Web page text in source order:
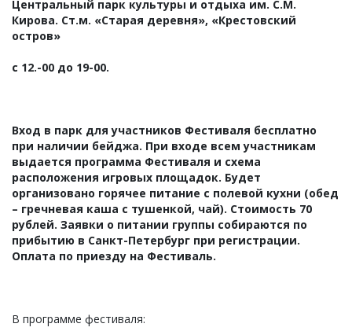
Центральный парк культуры и отдыха им. С.М.
Кирова. Ст.м. «Старая деревня», «Крестовский
остров»
с 12.-00 до 19-00.
Вход в парк для участников Фестиваля бесплатно
при наличии бейджа. При входе всем участникам
выдается программа Фестиваля и схема
расположения игровых площадок. Будет
организовано горячее питание с полевой кухни (обед
– гречневая каша с тушенкой, чай). Стоимость 70
рублей. Заявки о питании группы собираются по
прибытию в Санкт-Петербург при регистрации.
Оплата по приезду на Фестиваль.
В программе фестиваля: